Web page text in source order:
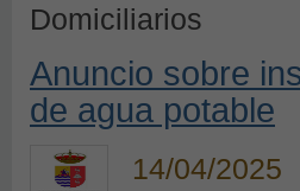
Domiciliarios
Anuncio sobre
de agua potable
14/04/2025